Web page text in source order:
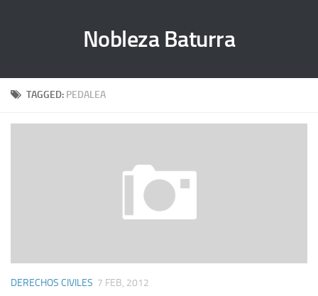
Nobleza Baturra
TAGGED: PEDALEA
DERECHOS CIVILES 7 FEB, 2012